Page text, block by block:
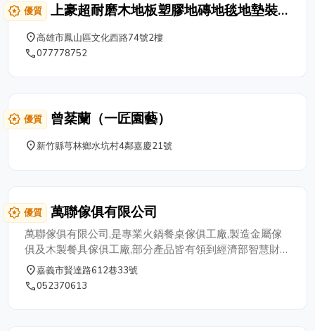
award_star 優質
上豪超耐磨木地板塑膠地磚地毯地墊裝
潢工程行
place高雄市鳳山區文化西路74號2樓
phone077778752
award_star 優質 曾棻蘭（一匠園藝）
place新竹縣芎林鄉水坑村4鄰嘉慶21號
award_star 優質 萬聯傢俱有限公司
萬聯傢俱有限公司,是專業火鍋餐桌傢俱工廠,製造金屬傢
俱及木製餐具傢俱工廠,部分產品皆有領到經濟部智慧財產
局專利證書，且為開發之產品為主項,產品有已經開發產品
與未開發產品。 產品有：不銹鋼茶車(休閒泡茶用)、不銹
place嘉義市賢達路612巷33號
phone052370613